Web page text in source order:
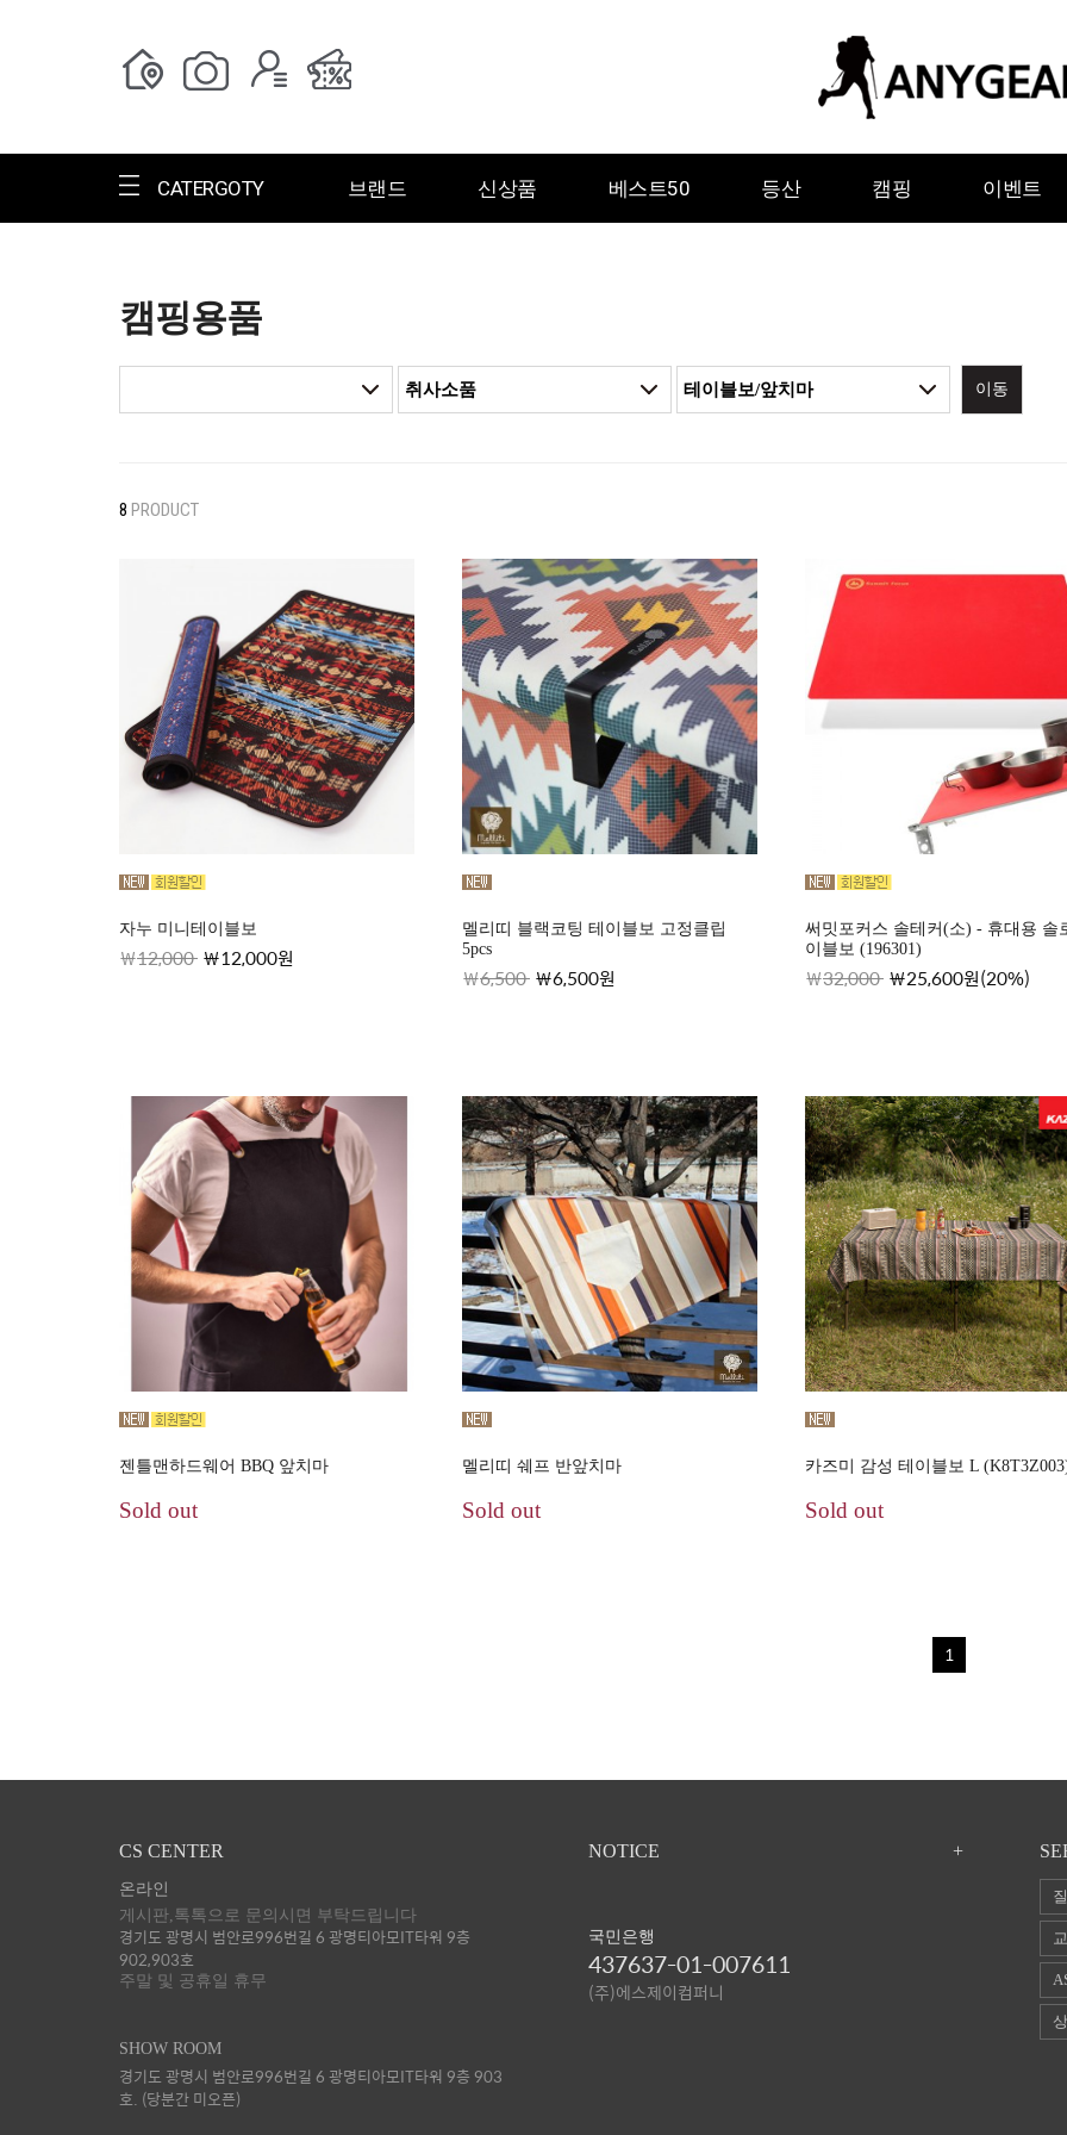
CATERGOTY 브랜드 신상품 베스트50 등산 캠핑 이벤트
전체브랜드
ㄱ
캠핑용품
이동
8 PRODUCT
자누 미니테이블보
12,000 12,000원
멜리띠 블랙코팅 테이블보 고정클립
5pcs
6,500 6,500원
써밋포커스 솔테커(소) - 휴대용 솔
이블보 (196301)
32,000 25,600원(20%)
젠틀맨하드웨어 BBQ 앞치마
Sold out
멜리띠 쉐프 반앞치마
Sold out
카즈미 감성 테이블보 L
Sold out
1
CS CENTER
온라인
게시판,톡톡으로 문의시면 부탁드립니다
경기도 광명시 범안로996번길 6 광명티아모IT타워 9층
902,903호
주말 및 공휴일 휴무
SHOW ROOM
경기도 광명시 범안로996번길 6 광명티아모IT타워 9층 903
호. (당분간 미오픈)
NOTICE +
국민은행
437637-01-007611
(주)에스제이컴퍼니